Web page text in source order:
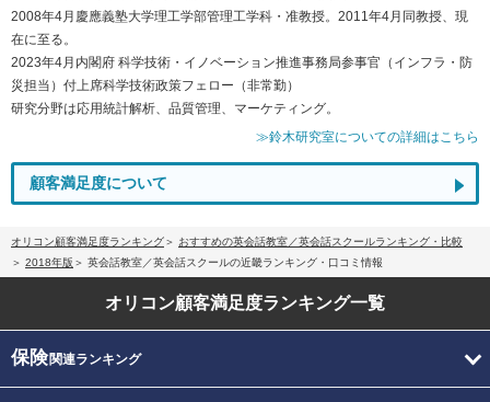
2008年4月慶應義塾大学理工学部管理工学科・准教授。2011年4月同教授、現
在に至る。
2023年4月内閣府 科学技術・イノベーション推進事務局参事官（インフラ・防
災担当）付上席科学技術政策フェロー（非常勤）
研究分野は応用統計解析、品質管理、マーケティング。
≫鈴木研究室についての詳細はこちら
顧客満足度について
オリコン顧客満足度ランキング
おすすめの英会話教室／英会話スクールランキング・比較
2018年版
英会話教室／英会話スクールの近畿ランキング・口コミ情報
オリコン顧客満足度ランキング一覧
保険関連ランキング